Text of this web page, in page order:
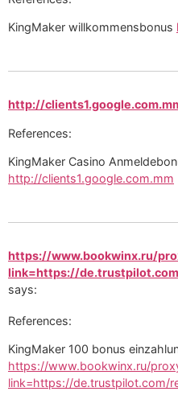
KingMaker willkommensbonus
http://
References:
KingMaker Casino
http://clients1.google.com.mm
https://www.bookwinx.ru/
link=https://
says:
References:
KingMaker 100 bonus
https://www.bookwinx.ru/
link=https://de.trustpilot.com/